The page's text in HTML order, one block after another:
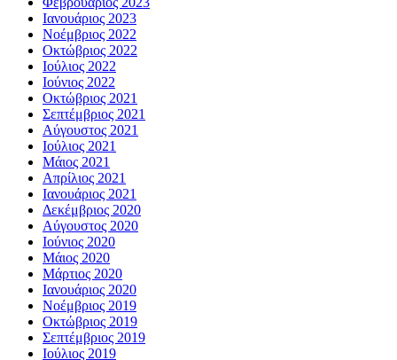
Ιανουάριος 2023
Νοέμβριος 2022
Οκτώβριος 2022
Ιούλιος 2022
Ιούνιος 2022
Οκτώβριος 2021
Σεπτέμβριος 2021
Αύγουστος 2021
Ιούλιος 2021
Μάιος 2021
Απρίλιος 2021
Ιανουάριος 2021
Δεκέμβριος 2020
Αύγουστος 2020
Ιούνιος 2020
Μάιος 2020
Μάρτιος 2020
Ιανουάριος 2020
Νοέμβριος 2019
Οκτώβριος 2019
Σεπτέμβριος 2019
Ιούλιος 2019